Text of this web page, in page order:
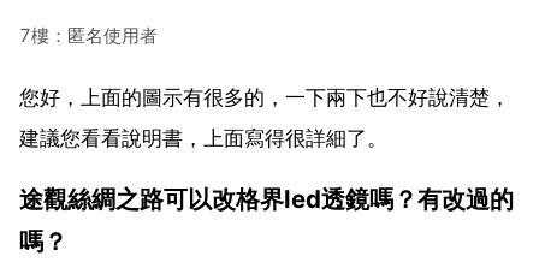
7樓：匿名使用者
您好，上面的圖示有很多的，一下兩下也不好說清楚，
建議您看看說明書，上面寫得很詳細了。
途觀絲綢之路可以改格界led透鏡嗎？有改過的
嗎？